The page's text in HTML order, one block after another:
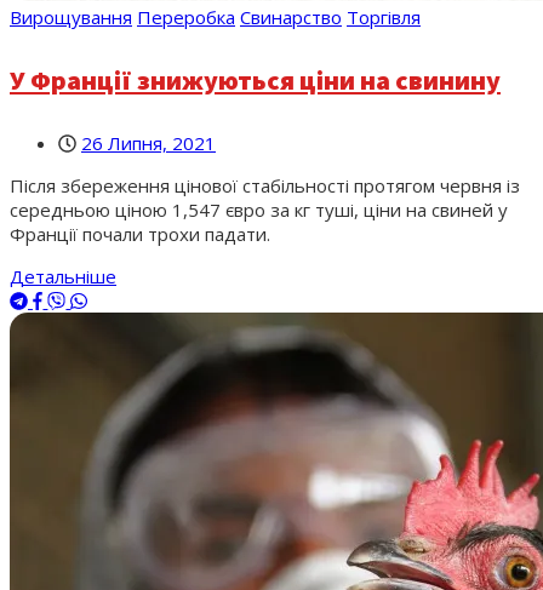
Вирощування Переробка Свинарство Торгівля
У Франції знижуються ціни на свинину
26 Липня, 2021
Після збереження цінової стабільності протягом червня із
середньою ціною 1,547 євро за кг туші, ціни на свиней у
Франції почали трохи падати.
Детальніше